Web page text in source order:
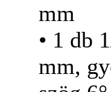
mm
• 1 db
mm,